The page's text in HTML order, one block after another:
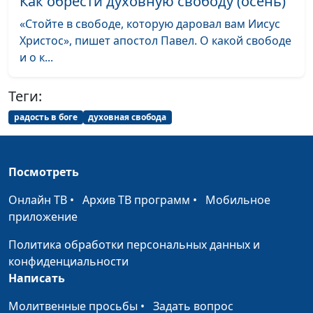
Как Бог являет Себя
людям?
Юлия Уткина, Николай
Кунцевич,
Делаясь
христианином,
человек обрекает себя
Кунцевич,
Может ли в нас быть
вера Иисуса Христа?
Юлия Уткина, Николай
Кунцевич,
Елена Варнавская
Доверяет ли Бог
человеку
священнослужитель и
«Стойте в свободе, которую даровал вам Иисус
Христос», пишет апостол Павел. О какой свободе
и о к...
Теги:
радость в боге духовная свобода
Посмотреть
Онлайн ТВ • Архив ТВ программ • Мобильное
приложение
Политика обработки персональных данных и
конфиденциальности
Написать
Молитвенные просьбы • Задать вопрос